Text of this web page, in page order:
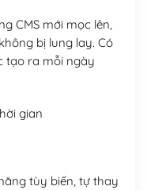
CMS mới mọc lên,
bị lung lay. Có
tạo ra mỗi ngày
gian
tùy biến, tự thay